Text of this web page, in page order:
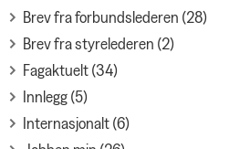
Brev fra forbundslederen (28)
Brev fra styrelederen (2)
Fagaktuelt (34)
Innlegg (5)
Internasjonalt (6)